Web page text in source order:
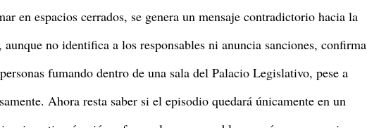
en espacios cerrados, se genera un mensaje contradictorio hacia la
no identifica a los responsables ni anuncia sanciones, confirma
fumando dentro de una sala del Palacio Legislativo, pese a
Ahora resta saber si el episodio quedará únicamente en un